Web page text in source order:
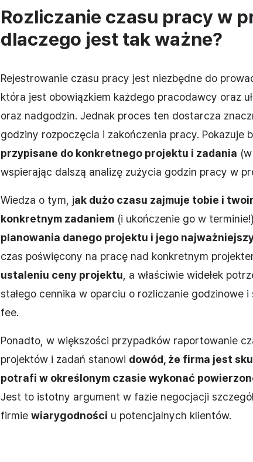
Rozliczanie czasu pracy w
dlaczego jest tak ważne?
Rejestrowanie czasu pracy jest niezbędne do
która jest obowiązkiem każdego pracodawcy oraz
oraz nadgodzin. Jednak proces ten dostarcza
godziny rozpoczęcia i zakończenia pracy. Pokazuje
przypisane do konkretnego projektu i zadania
wspierając dalszą analizę zużycia godzin pracy w
Wiedza o tym, jak dużo czasu zajmuje tobie i
konkretnym zadaniem (i ukończenie go w terminie!)
planowania danego projektu i jego
czas poświęcony na pracę nad konkretnym
ustaleniu ceny projektu, a właściwie widełek
stałego cennika w oparciu o rozliczanie godzinowe
fee.
Ponadto, w większości przypadków raportowanie
projektów i zadań stanowi dowód, że firma jest
potrafi w określonym czasie wykonać
Jest to istotny argument w fazie negocjacji
firmie wiarygodności u potencjalnych klientów.